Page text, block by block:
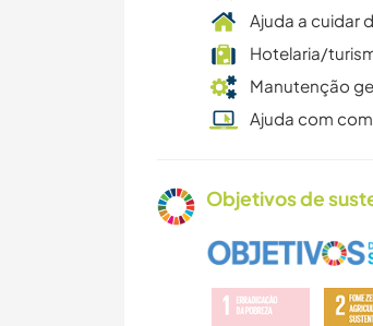
Ajuda a cuidar
Hotelaria/
Manutenção
Ajuda com
Objetivos de